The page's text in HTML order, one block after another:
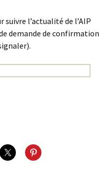
l’actualité de l’AIP
demande de confirmation